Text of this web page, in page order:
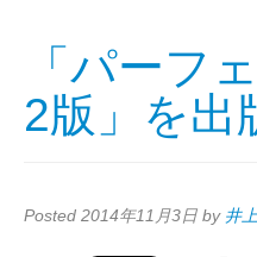
「パーフ
2版」を出
Posted 2014年11月3日 by 井上